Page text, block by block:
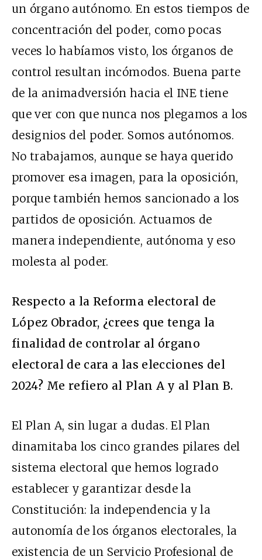
un órgano autónomo. En estos tiempos de
concentración del poder, como pocas
veces lo habíamos visto, los órganos de
control resultan incómodos. Buena parte
de la animadversión hacia el INE tiene
que ver con que nunca nos plegamos a los
designios del poder. Somos autónomos.
No trabajamos, aunque se haya querido
promover esa imagen, para la oposición,
porque también hemos sancionado a los
partidos de oposición. Actuamos de
manera independiente, autónoma y eso
molesta al poder.
Respecto a la Reforma electoral de
López Obrador, ¿crees que tenga la
finalidad de controlar al órgano
electoral de cara a las elecciones del
2024? Me refiero al Plan A y al Plan B.
El Plan A, sin lugar a dudas. El Plan
dinamitaba los cinco grandes pilares del
sistema electoral que hemos logrado
establecer y garantizar desde la
Constitución: la independencia y la
autonomía de los órganos electorales, la
existencia de un Servicio Profesional de